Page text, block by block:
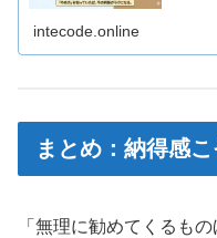
intecode.online
まとめ：納得感
「無理に勧めてくるも